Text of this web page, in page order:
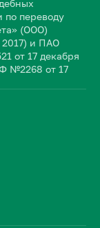
переводу
(ООО)
и ПАО
от 17 декабря
№2268 от 17